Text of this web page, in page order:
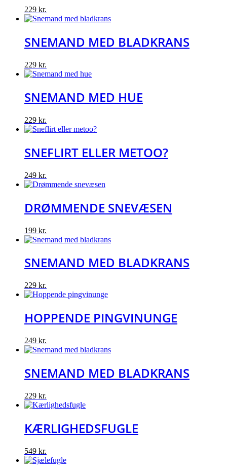
229 kr.
SNEMAND MED BLADKRANS
229 kr.
SNEMAND MED HUE
229 kr.
SNEFLIRT ELLER METOO?
249 kr.
DRØMMENDE SNEVÆSEN
199 kr.
SNEMAND MED BLADKRANS
229 kr.
HOPPENDE PINGVINUNGE
249 kr.
SNEMAND MED BLADKRANS
229 kr.
KÆRLIGHEDSFUGLE
549 kr.